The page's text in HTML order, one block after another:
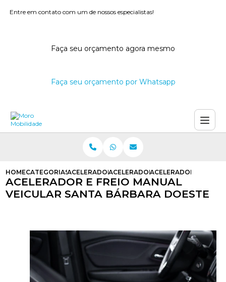
Entre em contato com um de nossos especialistas!
Faça seu orçamento agora mesmo
Faça seu orçamento por Whatsapp
HOMECATEGORIASACELERADORES E FREIOS MANUAIS
ACELERADOR E FREIO MANUAL
ACELERADOR E FREIO
ACELERADOR E FREIO MANUAL
VEICULAR SANTA BÁRBARA DOESTE